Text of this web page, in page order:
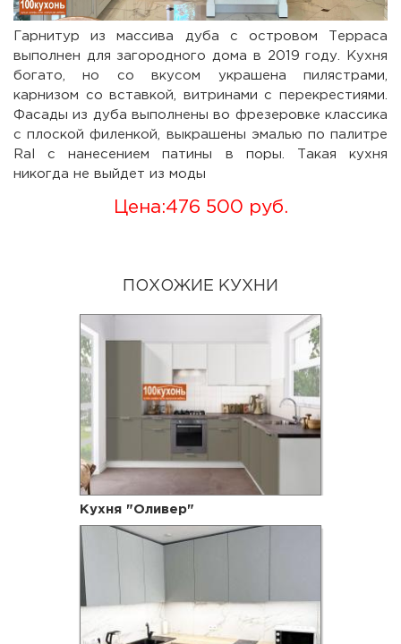
Гарнитур из массива дуба с островом Терраса
выполнен для загородного дома в 2019 году. Кухня
богато, но со вкусом украшена пилястрами,
карнизом со вставкой, витринами с перекрестиями.
Фасады из дуба выполнены во фрезеровке классика
с плоской филенкой, выкрашены эмалью по палитре
Ral c нанесением патины в поры. Такая кухня
никогда не выйдет из моды
Цена:476 500 руб.
ПОХОЖИЕ КУХНИ
Кухня "Оливер"